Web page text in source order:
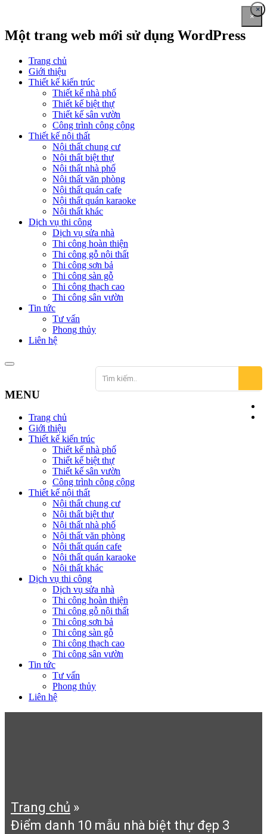
Một trang web mới sử dụng WordPress
Trang chủ
Giới thiệu
Thiết kế kiến trúc
Thiết kế nhà phố
Thiết kế biệt thự
Thiết kế sân vườn
Công trình công cộng
Thiết kế nội thất
Nội thất chung cư
Nội thất biệt thự
Nội thất nhà phố
Nội thất văn phòng
Nội thất quán cafe
Nội thất quán karaoke
Nội thất khác
Dịch vụ thi công
Dịch vụ sửa nhà
Thi công hoàn thiện
Thi công gỗ nội thất
Thi công sơn bả
Thi công sàn gỗ
Thi công thạch cao
Thi công sân vườn
Tin tức
Tư vấn
Phong thủy
Liên hệ
MENU
Trang chủ
Giới thiệu
Thiết kế kiến trúc
Thiết kế nhà phố
Thiết kế biệt thự
Thiết kế sân vườn
Công trình công cộng
Thiết kế nội thất
Nội thất chung cư
Nội thất biệt thự
Nội thất nhà phố
Nội thất văn phòng
Nội thất quán cafe
Nội thất quán karaoke
Nội thất khác
Dịch vụ thi công
Dịch vụ sửa nhà
Thi công hoàn thiện
Thi công gỗ nội thất
Thi công sơn bả
Thi công sàn gỗ
Thi công thạch cao
Thi công sân vườn
Tin tức
Tư vấn
Phong thủy
Liên hệ
Trang chủ »
Điểm danh 10 mẫu nhà biệt thự đẹp 3
×
×